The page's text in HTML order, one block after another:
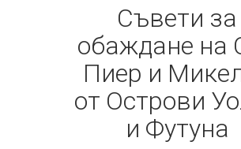
Съвети за
обаждане на
Пиер и
от Острови
и Футуна